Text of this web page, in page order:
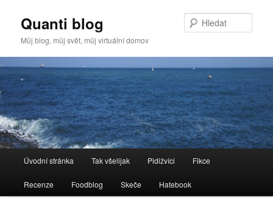
Quanti blog
Můj blog, můj svět, můj virtuální domov
navigační
Přejít
k
Úvodní stránka Tak všelijak Pidižvíci Fikce
Recenze Foodblog Skeče Hatebook